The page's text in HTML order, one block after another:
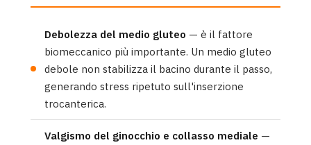
Debolezza del medio gluteo — è il fattore
biomeccanico più importante. Un medio gluteo
debole non stabilizza il bacino durante il passo,
generando stress ripetuto sull'inserzione
trocanterica.
Valgismo del ginocchio e collasso mediale —